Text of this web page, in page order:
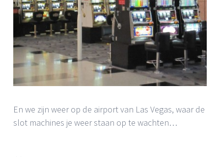
En we zijn weer op de airport van Las Vegas, waar de
slot machines je weer staan op te wachten…